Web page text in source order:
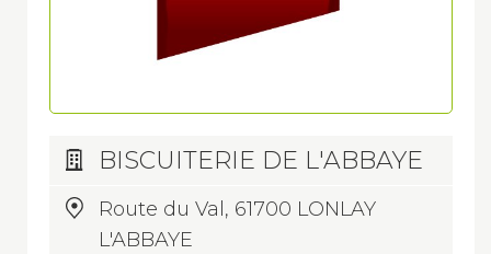
BISCUITERIE DE L'ABBAYE
Route du Val, 61700 LONLAY
L'ABBAYE